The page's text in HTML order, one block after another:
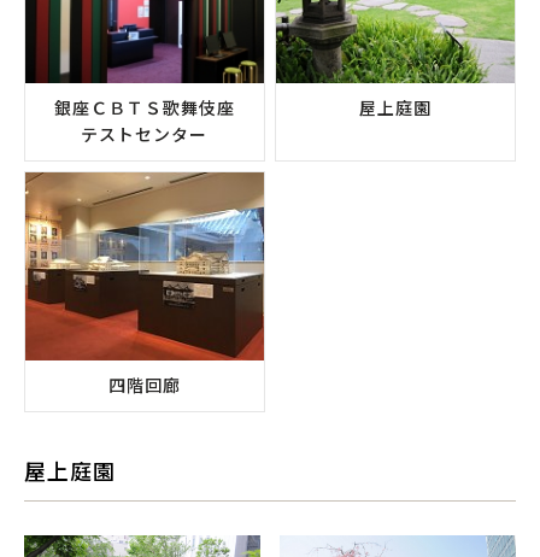
銀座ＣＢＴＳ歌舞伎座
テストセンター
屋上庭園
四階回廊
屋上庭園